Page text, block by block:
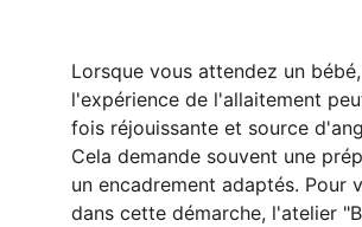
Lorsque vous attendez un
l'expérience de l'allaitement
fois réjouissante et source
Cela demande souvent une
un encadrement adaptés. Pour
dans cette démarche, l'atelier